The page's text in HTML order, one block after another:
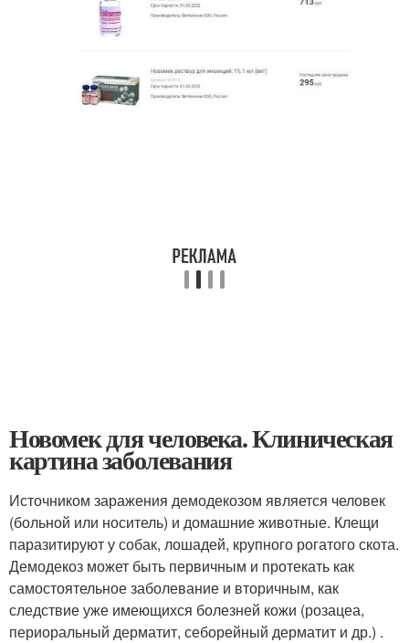
Новомек для человека. Клиническая
картина заболевания
Источником заражения демодекозом является человек
(больной или носитель) и домашние животные. Клещи
паразитируют у собак, лошадей, крупного рогатого скота.
Демодекоз может быть первичным и протекать как
самостоятельное заболевание и вторичным, как
следствие уже имеющихся болезней кожи (розацеа,
периоральный дерматит, себорейный дерматит и др.) .